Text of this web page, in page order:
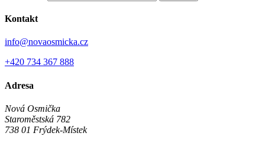
Kontakt
info@novaosmicka.cz
+420 734 367 888
Adresa
Nová Osmička
Staroměstská 782
738 01 Frýdek-Místek